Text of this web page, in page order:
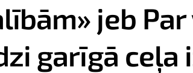
jeb
garīgā ceļa